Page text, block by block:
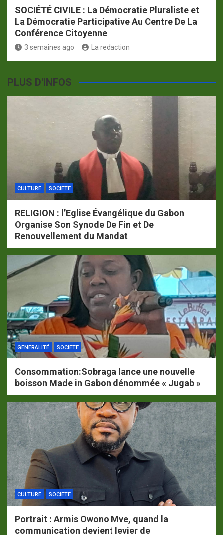
SOCIÉTÉ CIVILE : La Démocratie Pluraliste et
La Démocratie Participative Au Centre De La
Conférence Citoyenne
3 semaines ago La redaction
PLUS D'INFOS
CULTURE SOCIETE
RELIGION : l’Eglise Évangélique du Gabon
Organise Son Synode De Fin et De
Renouvellement du Mandat
GENERALITÉ SOCIETE
Consommation:Sobraga lance une nouvelle
boisson Made in Gabon dénommée « Jugab »
CULTURE SOCIETE
Portrait : Armis Owono Mve, quand la
communication devient levier de